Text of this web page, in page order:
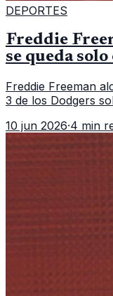
DEPORTES
Freddie
se queda
Freddie Freeman
3 de los Dodgers
Grandes Ligas.
10 jun 2026·4 min